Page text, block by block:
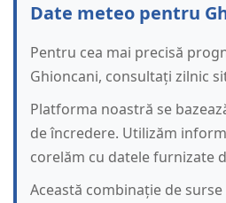
Date meteo pentru
Pentru cea mai precisă
Ghioncani, consultați zilnic
Platforma noastră se
de încredere. Utilizăm
corelăm cu datele furnizate
Această combinație de